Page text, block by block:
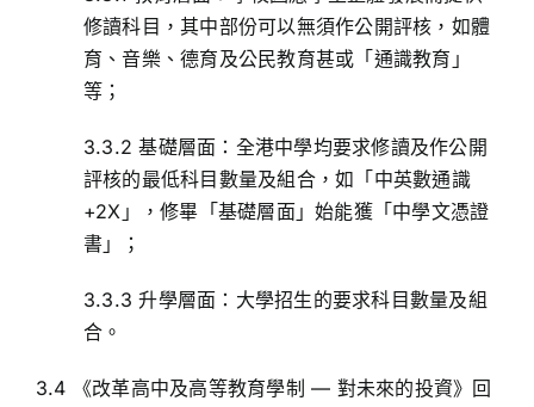
修讀科目，其中部份可以無須作公開評核，如體
育、音樂、德育及公民教育甚或「通識教育」
等；
3.3.2 基礎層面：全港中學均要求修讀及作公開
評核的最低科目數量及組合，如「中英數通識
+2X」，修畢「基礎層面」始能獲「中學文憑證
書」；
3.3.3 升學層面：大學招生的要求科目數量及組
合。
3.4 《改革高中及高等教育學制 — 對未來的投資》回